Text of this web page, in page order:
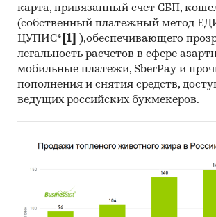
карта, привязанный счет СБП,
(собственный платежный метод
ЦУПИС* [1]
),обеспечивающего
легальность расчетов в сфере
мобильные платежи, SberPay и
пополнения и снятия средств,
ведущих российских букмекеров.